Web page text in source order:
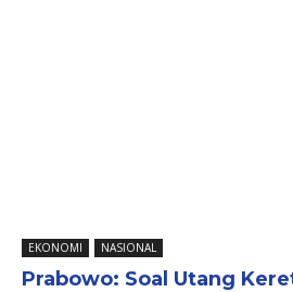
EKONOMI NASIONAL
Prabowo: Soal Utang